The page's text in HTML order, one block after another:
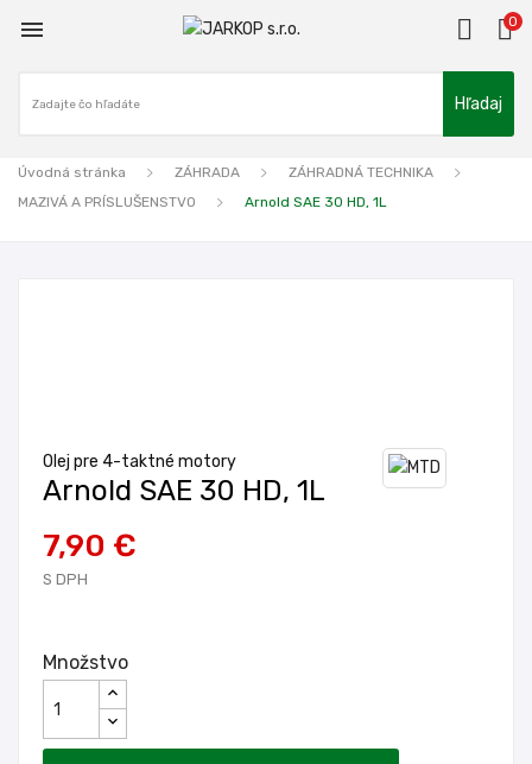
 0
Hľadaj
Úvodná stránka ZÁHRADA
ZÁHRADNÁ TECHNIKA
MAZIVÁ A PRÍSLUŠENSTVO
Arnold SAE 30 HD, 1L
Olej pre 4-taktné motory
Arnold SAE 30 HD, 1L
7,90 €
S DPH
Množstvo